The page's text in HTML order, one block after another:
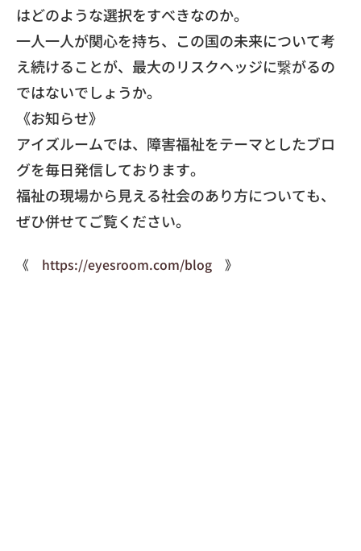
はどのような選択をすべきなのか。
一人一人が関心を持ち、この国の未来について考
え続けることが、 最大のリスクヘッジに繋がるの
ではないでしょうか。
《​お知らせ》
アイズルームでは、 障害福祉をテーマとしたブロ
グを毎日発信しております。
福祉の現場から見える社会のあり方についても、
ぜひ併せてご覧ください。
《 https://eyesroom.com/blog 》